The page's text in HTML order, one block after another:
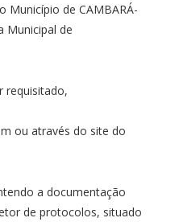
Município de CAMBARÁ-
Municipal de
requisitado,
ou através do site do
a documentação
de protocolos, situado